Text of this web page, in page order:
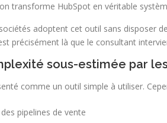
transforme HubSpot en véritable
adoptent cet outil sans disposer
précisément là que le consultant
sous-estimée par
comme un outil simple à utiliser.
pipelines de vente